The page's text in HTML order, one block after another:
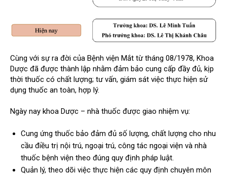
Cùng với sự ra đời của Bệnh viện Mắt từ tháng 08/1978, Khoa
Dược đã được thành lập nhằm đảm bảo cung cấp đầy đủ, kịp
thời thuốc có chất lượng; tư vấn, giám sát việc thực hiện sử
dụng thuốc an toàn, hợp lý.
Ngày nay khoa Dược – nhà thuốc được giao nhiệm vụ:
Cung ứng thuốc bảo đảm đủ số lượng, chất lượng cho nhu
cầu điều trị nội trú, ngoại trú, công tác ngoại viện và nhà
thuốc bệnh viện theo đúng quy định pháp luật.
Quản lý, theo dõi việc thực hiện các quy định chuyên môn